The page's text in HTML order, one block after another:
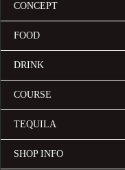
CONCEPT
FOOD
DRINK
COURSE
TEQUILA
SHOP INFO